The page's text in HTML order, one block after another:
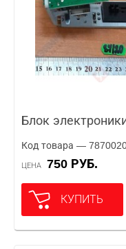
Блок
Код товара —
ЦЕНА 750 РУБ.
КУПИТЬ